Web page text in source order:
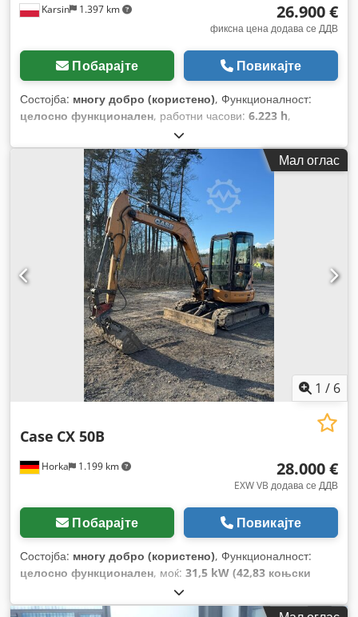
Karsin 1.397 km 26.900 €
фиксна цена додава се ДДВ
Побарајте Повикајте
Состојба: многу добро (користено), Функционалност:
целосно функционален, работни часови: 6.223 h,
Мал оглас
1 / 6
Horka 1.199 km
Case CX 50B
28.000 €
EXW VB додава се ДДВ
Побарајте Повикајте
Состојба: многу добро (користено), Функционалност:
целосно функционален, моќ: 31,5 kW (42,83 коњски
, боја:
тежина:4.945 кг, состојба на синџирот:60 процент, Година